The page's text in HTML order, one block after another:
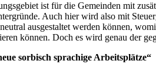
ist für die Gemeinden mit
Auch hier wird also mit
ausgestaltet werden können,
können. Doch es wird genau der
sorbisch sprachige Arbeitsplätze“